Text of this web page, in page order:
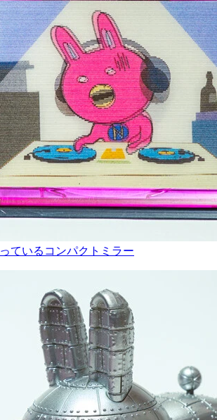
ているコンパクトミラー